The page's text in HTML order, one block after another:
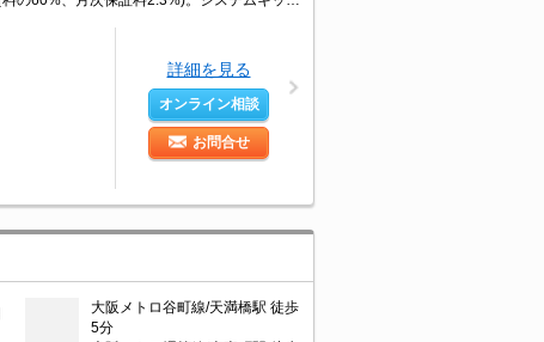
詳細を見る
オンライン相談
お問合せ
大阪メトロ谷町線/天満橋駅 徒歩
5分